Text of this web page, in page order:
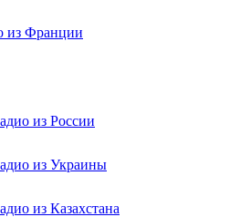
из Франции
из России
из Украины
из Казахстана